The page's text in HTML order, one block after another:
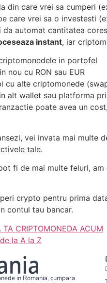
din care vrei sa cumperi
care vrei sa o investesti
automat cantitatea
instant, iar
in portofel
nou cu RON sau EUR
cu alte criptomonede
alt wallet sau platforma
poate avea un
vei invata mai
tale.
fi de mai multe feluri,
crypto pentru prima
contul tau bancar.
TA CRIPTOMONEDA ACUM
la A la Z
in Romania, cumpara